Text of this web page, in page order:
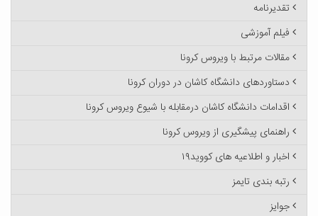
تقدیرنامه
فیلم آموزشی
مقالات مرتبط با ویروس کرونا
دستاوردهای دانشگاه کاشان در دوران کرونا
اقدامات دانشگاه کاشان درمقابله با شیوع ویروس کرونا
راهنمای پیشگیری از ویروس کرونا
اخبار و اطلاعیه های کووید۱۹
رتبه بندی تایمز
جوایز